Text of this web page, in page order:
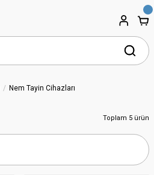
Nem Tayin Cihazları
Toplam 5 ürün